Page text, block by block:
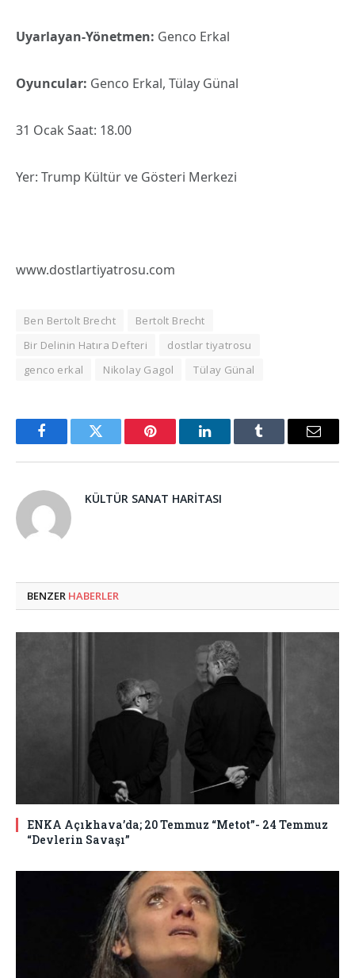
Uyarlayan-Yönetmen: Genco Erkal
Oyuncular: Genco Erkal, Tülay Günal
31 Ocak Saat: 18.00
Yer: Trump Kültür ve Gösteri Merkezi
www.dostlartiyatrosu.com
Ben Bertolt Brecht
Bertolt Brecht
Bir Delinin Hatıra Defteri
dostlar tiyatrosu
genco erkal
Nikolay Gagol Tülay Günal
FacebookTwitter Pinterest LinkedInTumblr Email
KÜLTÜR SANAT HARITASI
BENZER HABERLER
ENKA Açıkhava’da; 20 Temmuz “Metot”- 24 Temmuz
“Devlerin Savaşı”